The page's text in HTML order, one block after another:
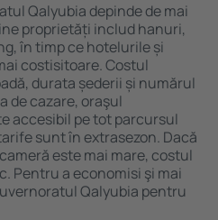
Qalyubia depinde de mai
proprietăți includ hanuri,
în timp ce hotelurile și
costisitoare. Costul
durata șederii și numărul
de cazare, oraşul
accesibil pe tot parcursul
sunt în extrasezon. Dacă
este mai mare, costul
Pentru a economisi şi mai
Qalyubia pentru